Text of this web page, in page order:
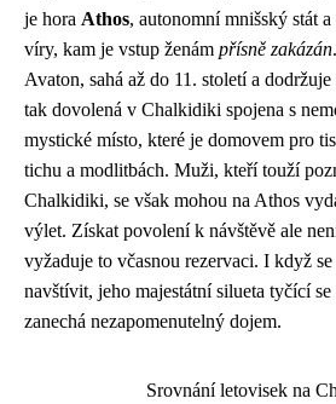
je hora Athos, autonomní mnišský stát
víry, kam je vstup ženám přísně zakázán
Avaton, sahá až do 11. století a
tak dovolená v Chalkidiki spojena s
mystické místo, které je domovem pro
tichu a modlitbách. Muži, kteří touží
Chalkidiki, se však mohou na Athos
výlet. Získat povolení k návštěvě ale
vyžaduje to včasnou rezervaci. I když
navštívit, jeho majestátní silueta tyčící
zanechá nezapomenutelný dojem.
Srovnání letovisek na